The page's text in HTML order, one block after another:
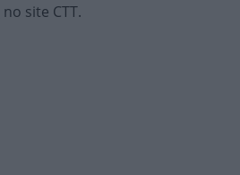
no site CTT.